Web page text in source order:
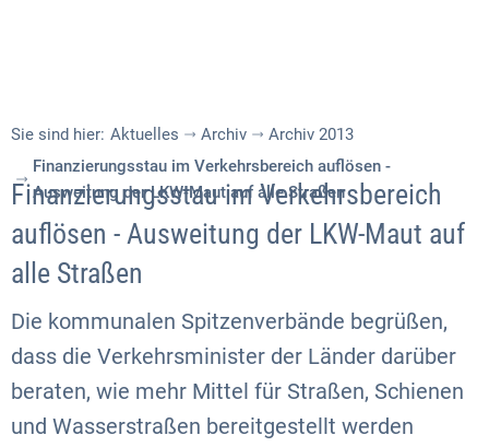
Sie sind hier: Aktuelles Archiv
Archiv 2013
Finanzierungsstau im Verkehrsbereich auflösen -
Ausweitung der LKW-Maut auf alle Straßen
Finanzierungsstau im Verkehrsbereich
auflösen - Ausweitung der LKW-Maut auf
alle Straßen
Die kommunalen Spitzenverbände begrüßen,
dass die Verkehrsminister der Länder darüber
beraten, wie mehr Mittel für Straßen, Schienen
und Wasserstraßen bereitgestellt werden